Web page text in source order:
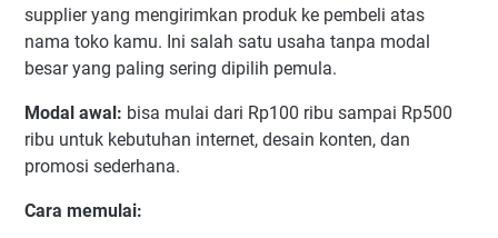
supplier yang mengirimkan produk ke pembeli atas
nama toko kamu. Ini salah satu usaha tanpa modal
besar yang paling sering dipilih pemula.
Modal awal: bisa mulai dari Rp100 ribu sampai Rp500
ribu untuk kebutuhan internet, desain konten, dan
promosi sederhana.
Cara memulai: